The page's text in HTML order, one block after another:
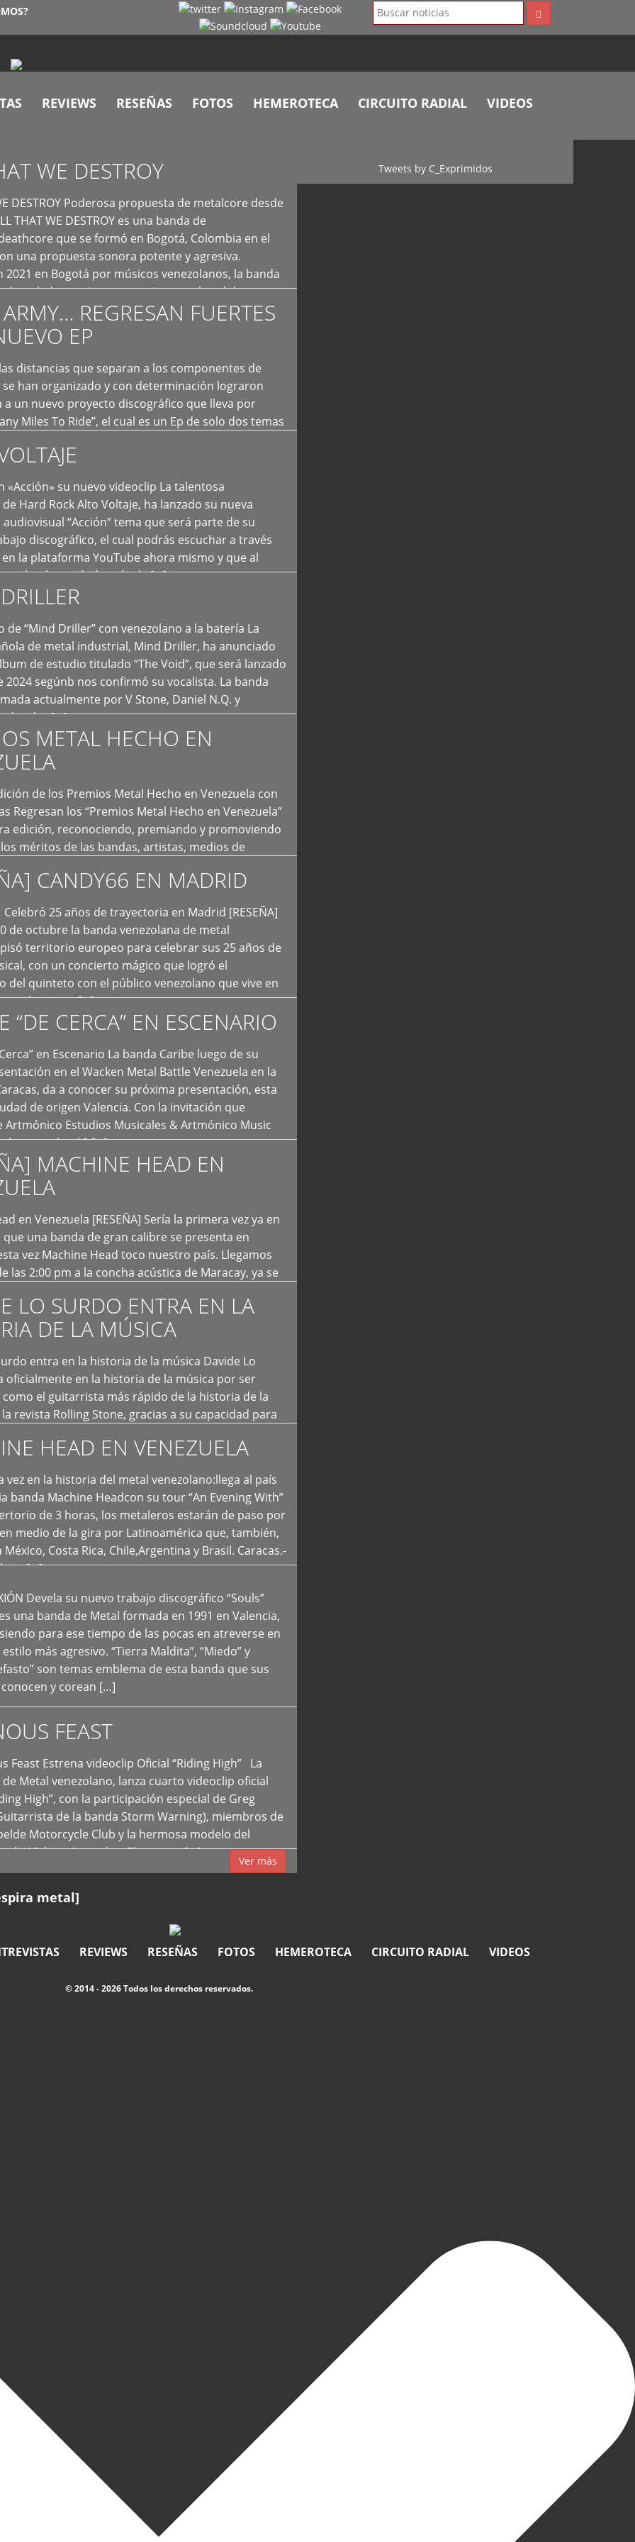
REVIEWS RESEÑAS FOTOS HEMEROTECA CIRCUITO RADIAL VIDEOS
WE DESTROY
DESTROY Poderosa propuesta de metalcore desde
THAT WE DESTROY es una banda de
que se formó en Bogotá, Colombia en el
una propuesta sonora potente y agresiva.
2021 en Bogotá por músicos venezolanos, la banda
demoledores, ritmos vertiginosos y breakdowns
creando […]REGRESAN FUERTES
EP
distancias que separan a los componentes de
se han organizado y con determinación lograron
a un nuevo proyecto discográfico que lleva por
Miles To Ride”, el cual es un Ep de solo dos temas
[…]
«Acción» su nuevo videoclip La talentosa
Hard Rock Alto Voltaje, ha lanzado su nueva
“Acción” tema que será parte de su
discográfico, el cual podrás escuchar a través
la plataforma YouTube ahora mismo y que al
ya ha recibido más de […]
de “Mind Driller” con venezolano a la batería La
de metal industrial, Mind Driller, ha anunciado
de estudio titulado “The Void”, que será lanzado
2024 segúnb nos confirmó su vocalista. La banda
actualmente por V Stone, Daniel N.Q. y
a las […]
METAL HECHO EN
de los Premios Metal Hecho en Venezuela con
Regresan los “Premios Metal Hecho en Venezuela”
edición, reconociendo, premiando y promoviendo
méritos de las bandas, artistas, medios de
tendencias del metal y […]
CANDY66 EN MADRID
Celebró 25 años de trayectoria en Madrid [RESEÑA]
de octubre la banda venezolana de metal
territorio europeo para celebrar sus 25 años de
con un concierto mágico que logró el
del quinteto con el público venezolano que vive en
que los sigue […]
“DE CERCA” EN ESCENARIO
en Escenario La banda Caribe luego de su
en el Wacken Metal Battle Venezuela en la
da a conocer su próxima presentación, esta
de origen Valencia. Con la invitación que
Artmónico Estudios Musicales & Artmónico Music
cumplen 12 […]
MACHINE HEAD EN
en Venezuela [RESEÑA] Sería la primera vez ya en
una banda de gran calibre se presenta en
vez Machine Head toco nuestro país. Llegamos
las 2:00 pm a la concha acústica de Maracay, ya se
LO SURDO ENTRA EN LA
DE LA MÚSICA
entra en la historia de la música Davide Lo
oficialmente en la historia de la música por ser
el guitarrista más rápido de la historia de la
revista Rolling Stone, gracias a su capacidad para
HEAD EN VENEZUELA
vez en la historia del metal venezolano:llega al país
banda Machine Headcon su tour “An Evening With”
de 3 horas, los metaleros estarán de paso por
medio de la gira por Latinoamérica que, también,
México, Costa Rica, Chile,Argentina y Brasil. Caracas.-
[…]
Devela su nuevo trabajo discográfico “Souls”
una banda de Metal formada en 1991 en Valencia,
para ese tiempo de las pocas en atreverse en
más agresivo. “Tierra Maldita”, “Miedo” y
son temas emblema de esta banda que sus
y corean […]
FEAST
Feast Estrena videoclip Oficial “Riding High” La
Metal venezolano, lanza cuarto videoclip oficial
High”, con la participación especial de Greg
de la banda Storm Warning), miembros de
Motorcycle Club y la hermosa modelo del
Melissa Acevedo. El potente […]
Ver más
Tweets by C_Exprimidos
metal]
REVIEWS RESEÑAS FOTOS HEMEROTECA CIRCUITO RADIAL VIDEOS
© 2014 - 2026 Todos los derechos reservados.